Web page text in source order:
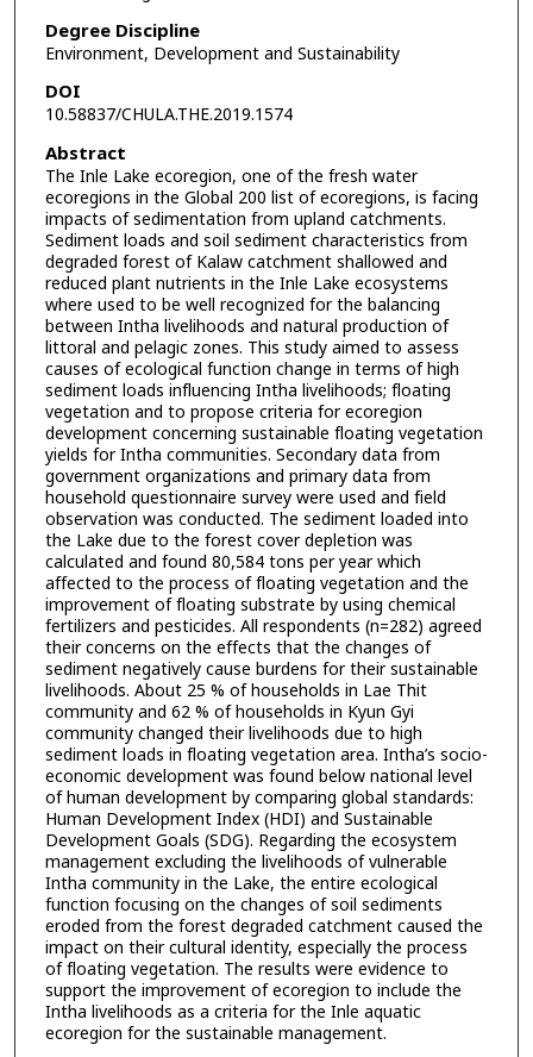
Degree Discipline
Environment, Development and Sustainability
DOI
10.58837/CHULA.THE.2019.1574
Abstract
The Inle Lake ecoregion, one of the fresh water
ecoregions in the Global 200 list of ecoregions, is facing
impacts of sedimentation from upland catchments.
Sediment loads and soil sediment characteristics from
degraded forest of Kalaw catchment shallowed and
reduced plant nutrients in the Inle Lake ecosystems
where used to be well recognized for the balancing
between Intha livelihoods and natural production of
littoral and pelagic zones. This study aimed to assess
causes of ecological function change in terms of high
sediment loads influencing Intha livelihoods; floating
vegetation and to propose criteria for ecoregion
development concerning sustainable floating vegetation
yields for Intha communities. Secondary data from
government organizations and primary data from
household questionnaire survey were used and field
observation was conducted. The sediment loaded into
the Lake due to the forest cover depletion was
calculated and found 80,584 tons per year which
affected to the process of floating vegetation and the
improvement of floating substrate by using chemical
fertilizers and pesticides. All respondents (n=282) agreed
their concerns on the effects that the changes of
sediment negatively cause burdens for their sustainable
livelihoods. About 25 % of households in Lae Thit
community and 62 % of households in Kyun Gyi
community changed their livelihoods due to high
sediment loads in floating vegetation area. Intha’s socio-
economic development was found below national level
of human development by comparing global standards:
Human Development Index (HDI) and Sustainable
Development Goals (SDG). Regarding the ecosystem
management excluding the livelihoods of vulnerable
Intha community in the Lake, the entire ecological
function focusing on the changes of soil sediments
eroded from the forest degraded catchment caused the
impact on their cultural identity, especially the process
of floating vegetation. The results were evidence to
support the improvement of ecoregion to include the
Intha livelihoods as a criteria for the Inle aquatic
ecoregion for the sustainable management.